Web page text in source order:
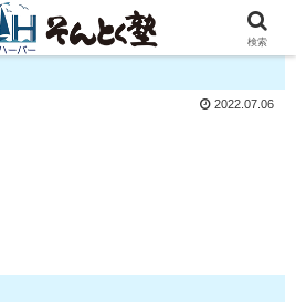
2022.07.06
検索